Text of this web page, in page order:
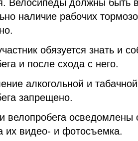
Велосипеды должны быть
наличие рабочих
обязуется знать и
и после схода с него.
алкогольной и
запрещено.
велопробега осведомлены
их видео- и фотосъемка.